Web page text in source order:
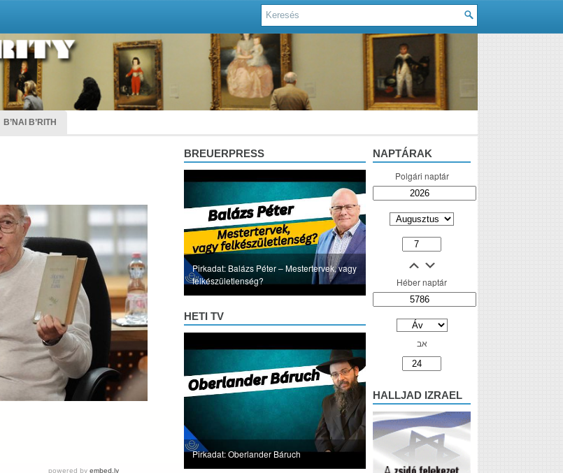
B’NAI B’RITH
BREUERPRESS
Pirkadat: Balázs Péter – Mestertervek, vagy
felkészületlenség?
HETI TV
Pirkadat: Oberlander Báruch
NAPTÁRAK
Polgári naptár
Héber naptár
אב
HALLJAD IZRAEL